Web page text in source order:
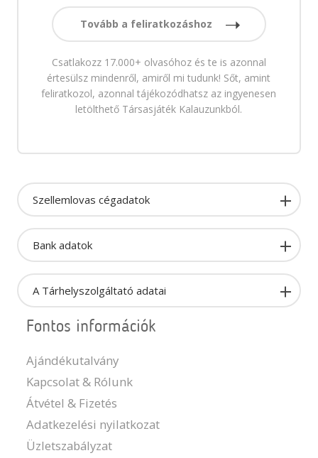
Tovább a feliratkozáshoz
Csatlakozz 17.000+ olvasóhoz és te is azonnal
értesülsz mindenről, amiről mi tudunk! Sőt, amint
feliratkozol, azonnal tájékozódhatsz az ingyenesen
letölthető Társasjáték Kalauzunkból.
Szellemlovas cégadatok
Bank adatok
A Tárhelyszolgáltató adatai
Fontos információk
Ajándékutalvány
Kapcsolat & Rólunk
Átvétel & Fizetés
Adatkezelési nyilatkozat
Üzletszabályzat